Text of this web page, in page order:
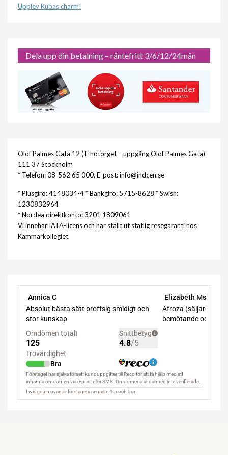
Upplev Kubas charm!
Dela upp din betalning – räntefritt 3/6/12/24mån
Olof Palmes Gata 12 (T-hötorget – uppgång Olof Palmes Gata)
111 37 Stockholm
* Telefon: 08-562 65 000, E-post: info@indcen.se
* Plusgiro: 4148034-4 * Bankgiro: 5715-8628 * Swish:
1230832964
* Nordea direktkonto: 3201 1809061
Vi innehar IATA-licens och har ställt ut statlig resegaranti hos
Kammarkollegiet.